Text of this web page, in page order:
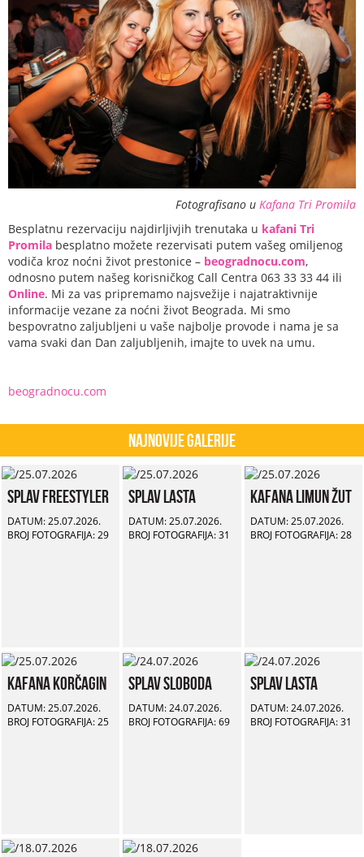
Fotografisano u Kafana Tri Promila
Besplatnu rezervaciju najdirljivjih trenutaka u kafani Tri
Promila besplatno možete rezervisati putem vašeg omiljenog
vodiča kroz noćni život prestonice – beogradnocu.com,
odnosno putem našeg korisničkog Call Centra 063 33 33 44 ili
Online. Mi za vas pripremamo najsvežije i najatraktivnije
informacije vezane za noćni život Beograda. Mi smo
bespovratno zaljubljeni u vaše najbolje provode i nama je sa
vama svaki dan Dan zaljubljenih, imajte to uvek na umu.
beogradnocu.com
Najnovije Galerije
Splav Freestyler
DATUM: 25.07.2026.
BROJ FOTOGRAFIJA: 29
Splav Lasta
DATUM: 25.07.2026.
BROJ FOTOGRAFIJA: 31
Kafana Limun Žut
DATUM: 25.07.2026.
BROJ FOTOGRAFIJA: 28
Kafana Korčagin
DATUM: 25.07.2026.
BROJ FOTOGRAFIJA: 25
Splav Sloboda
DATUM: 24.07.2026.
BROJ FOTOGRAFIJA: 69
Splav Lasta
DATUM: 24.07.2026.
BROJ FOTOGRAFIJA: 31